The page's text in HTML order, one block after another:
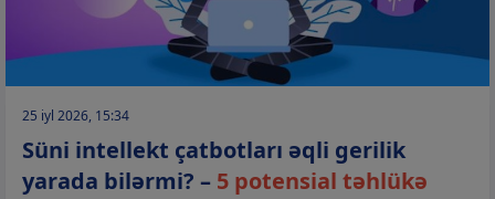
25 iyl 2026, 15:34
Süni intellekt çatbotları əqli gerilik
yarada bilərmi? – 5 potensial təhlükə